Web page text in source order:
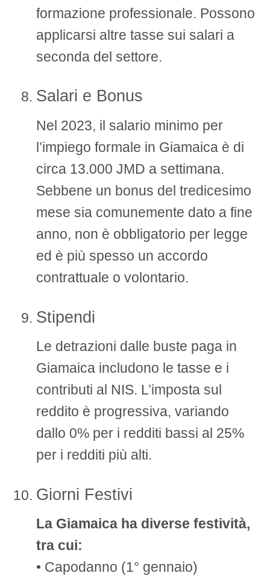
formazione professionale. Possono
applicarsi altre tasse sui salari a
seconda del settore.
Salari e Bonus
Nel 2023, il salario minimo per
l’impiego formale in Giamaica è di
circa 13.000 JMD a settimana.
Sebbene un bonus del tredicesimo
mese sia comunemente dato a fine
anno, non è obbligatorio per legge
ed è più spesso un accordo
contrattuale o volontario.
Stipendi
Le detrazioni dalle buste paga in
Giamaica includono le tasse e i
contributi al NIS. L’imposta sul
reddito è progressiva, variando
dallo 0% per i redditi bassi al 25%
per i redditi più alti.
Giorni Festivi
La Giamaica ha diverse festività,
tra cui:
• Capodanno (1° gennaio)